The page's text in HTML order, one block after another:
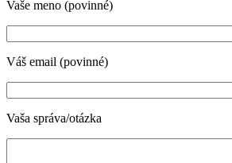
Vaše meno (povinné)
Váš email (povinné)
Vaša správa/otázka